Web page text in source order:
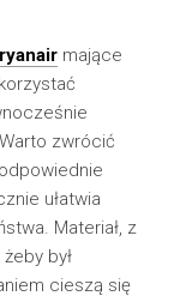
mające
zwrócić
ułatwia
Materiał, z
był
cieszą się